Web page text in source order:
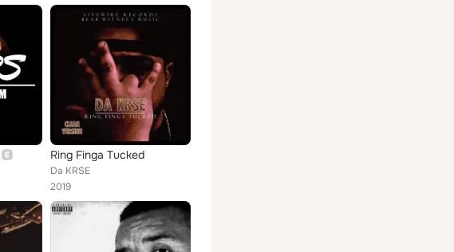
Ring Finga Tucked
Da KRSE
2019